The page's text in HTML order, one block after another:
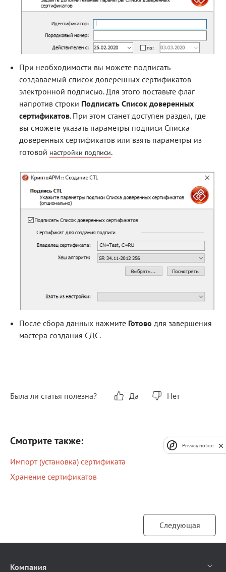
При необходимости вы можете подписать
создаваемый список доверенных сертификатов
электронной подписью. Для этого поставьте флаг
напротив строки Подписать Список доверенных
сертификатов. При этом станет доступен раздел, где
вы сможете указать параметры подписи Списка
доверенных сертификатов или взять параметры из
готовой настройки подписи.
После сбора данных нажмите Готово для завершения
мастера создания СДС.
Была ли статья полезна? Да Нет
Смотрите также:
Импорт (установка) сертификата
Хранение сертификатов
Следующая
Компания
Privacy notice